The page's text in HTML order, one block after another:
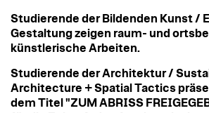
Studierende der Bildenden Kunst /
Gestaltung zeigen raum- und
künstlerische Arbeiten.
Studierende der Architektur /
Architecture + Spatial Tactics
dem Titel "ZUM ABRISS